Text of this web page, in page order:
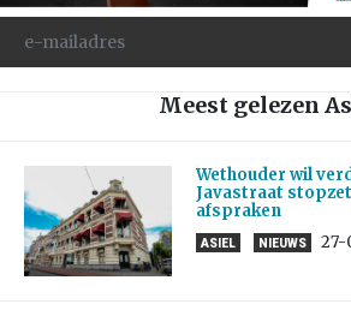
Meest gelezen
Wethouder wil
Javastraat
afspraken
ASIEL NIEUWS 27-